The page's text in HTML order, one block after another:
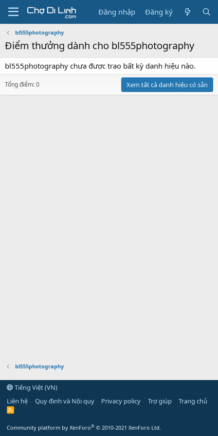
Đăng nhập Đăng ký
bl555photography
Điểm thưởng dành cho bl555photography
bl555photography chưa được trao bất kỳ danh hiệu nào.
Tổng điểm: 0 Xem tất cả danh hiệu có sẵn
bl555photography
Tiếng Việt (VN)
Liên hệ
Quy định và Nội quy Privacy policy Trợ giúp Trang chủ
R
Community platform by XenForo® © 2010-2021 XenForo Ltd.